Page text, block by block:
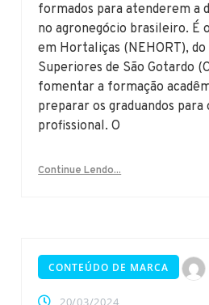
formados para atenderem a
no agronegócio brasileiro. É
em Hortaliças (NEHORT),
Superiores de São Gotardo
fomentar a formação
preparar os graduandos para
profissional. O
Continue Lendo...
CONTEÚDO DE MARCA
20/03/2024